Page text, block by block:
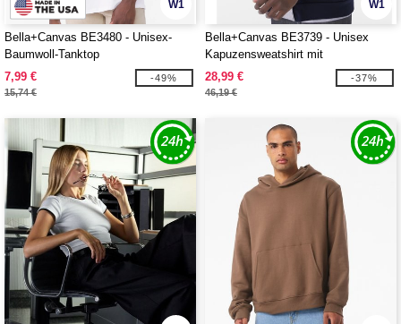
W1
Bella+Canvas BE3480 - Unisex-
Baumwoll-Tanktop
7,99 €
15,74 €
-49%
W1
Bella+Canvas BE3739 - Unisex
Kapuzensweatshirt mit
Reißverschluss
28,99 €
46,19 €
-37%